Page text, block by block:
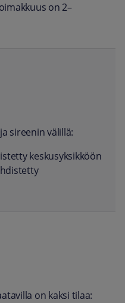
on 2–
sireenin välillä:
keskusyksikköön
on kaksi tilaa: